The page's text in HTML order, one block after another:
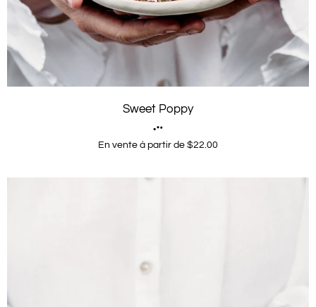
Sweet Poppy
En vente à partir de $22.00